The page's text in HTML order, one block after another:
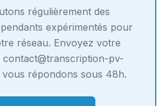
régulièrement des
expérimentés pour
réseau. Envoyez votre
contact@transcription-pv-
répondons sous 48h.